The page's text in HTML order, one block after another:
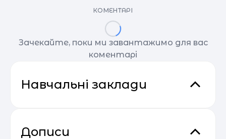
КОМЕНТАРІ
Зачекайте, поки ми завантажимо для вас
коментарі
Навчальні заклади
Дописи